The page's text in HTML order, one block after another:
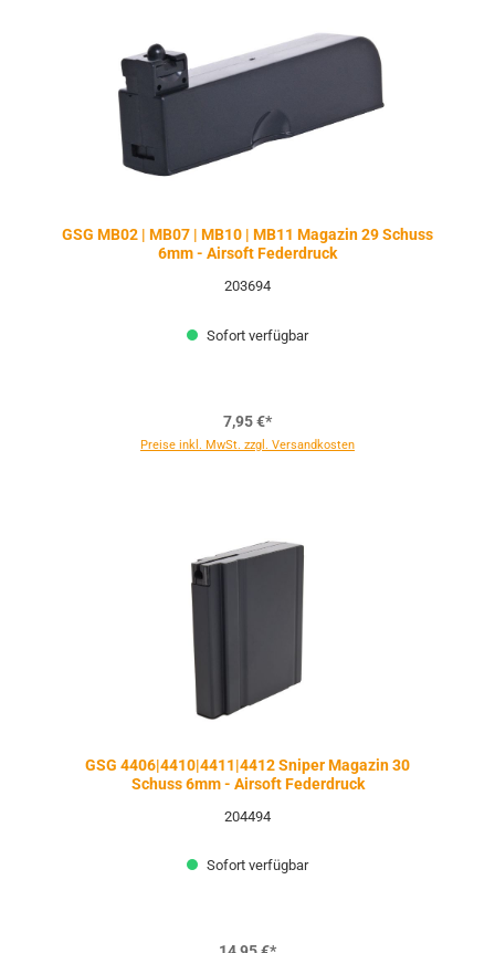
GSG MB02 | MB07 | MB10 | MB11 Magazin 29 Schuss
6mm - Airsoft Federdruck
203694
Sofort verfügbar
7,95 €*
Preise inkl. MwSt. zzgl. Versandkosten
GSG 4406|4410|4411|4412 Sniper Magazin 30
Schuss 6mm - Airsoft Federdruck
204494
Sofort verfügbar